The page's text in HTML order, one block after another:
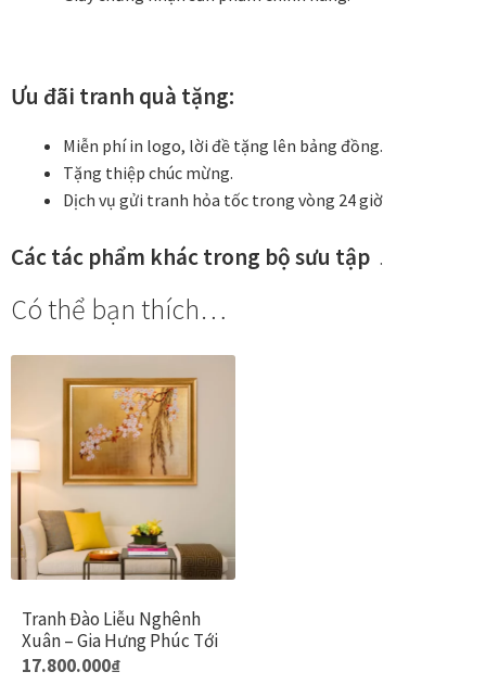
Ưu đãi tranh quà tặng:
Miễn phí in logo, lời đề tặng lên bảng đồng.
Tặng thiệp chúc mừng.
Dịch vụ gửi tranh hỏa tốc trong vòng 24 giờ
Các tác phẩm khác trong bộ sưu tập .
Có thể bạn thích…
Tranh Đào Liễu Nghênh
Xuân – Gia Hưng Phúc Tới
17.800.000₫